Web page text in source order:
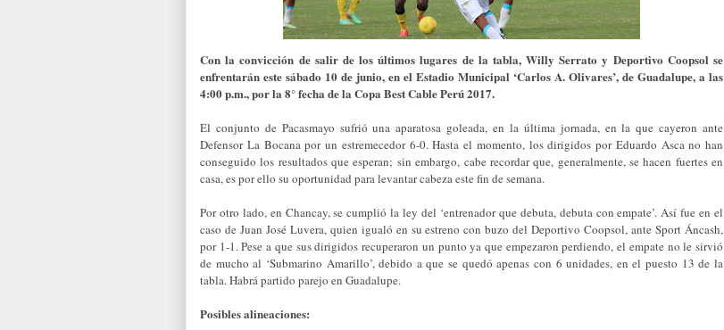
Con la convicción de salir de los últimos lugares de la tabla, Willy Serrato y Deportivo Coopsol se
enfrentarán este sábado 10 de junio, en el Estadio Municipal ‘Carlos A. Olivares’, de Guadalupe, a las
4:00 p.m., por la 8° fecha de la Copa Best Cable Perú 2017.
El conjunto de Pacasmayo sufrió una aparatosa goleada, en la última jornada, en la que cayeron ante
Defensor La Bocana por un estremecedor 6-0. Hasta el momento, los dirigidos por Eduardo Asca no han
conseguido los resultados que esperan; sin embargo, cabe recordar que, generalmente, se hacen fuertes en
casa, es por ello su oportunidad para levantar cabeza este fin de semana.
Por otro lado, en Chancay, se cumplió la ley del ‘entrenador que debuta, debuta con empate’. Así fue en el
caso de Juan José Luvera, quien igualó en su estreno con buzo del Deportivo Coopsol, ante Sport Áncash,
por 1-1. Pese a que sus dirigidos recuperaron un punto ya que empezaron perdiendo, el empate no le sirvió
de mucho al ‘Submarino Amarillo’, debido a que se quedó apenas con 6 unidades, en el puesto 13 de la
tabla. Habrá partido parejo en Guadalupe.
Posibles alineaciones: